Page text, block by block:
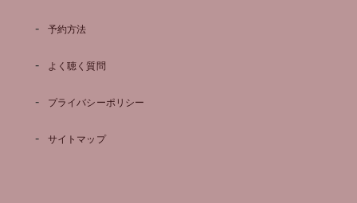
予約方法
よく聴く質問
プライバシーポリシー
サイトマップ